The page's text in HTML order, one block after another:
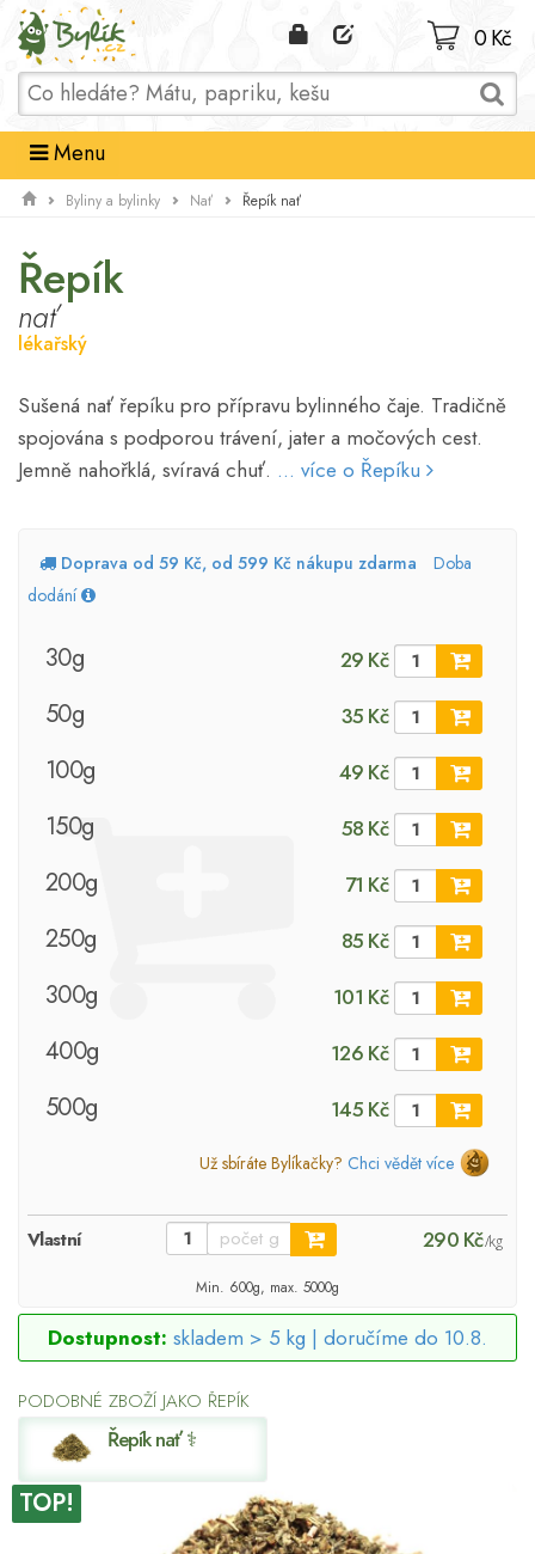
Domů
0 Kč
Menu
Byliny a bylinky Nať Řepík nať
Řepík
nať
lékařský
Sušená nať řepíku pro přípravu bylinného čaje. Tradičně
spojována s podporou trávení, jater a močových cest.
Jemně nahořklá, svíravá chuť. ... více o Řepíku
Doprava od 59 Kč, od 599 Kč nákupu zdarma
Doba
dodání
30g 29 Kč
50g 35 Kč
100g 49 Kč
150g 58 Kč
200g 71 Kč
250g 85 Kč
300g 101 Kč
400g 126 Kč
500g 145 Kč
Už sbíráte Bylíkačky? Chci vědět více
Vlastní 290 Kč/kg
Min. 600g, max. 5000g
Dostupnost: skladem > 5 kg | doručíme do 10.8.
PODOBNÉ ZBOŽÍ JAKO ŘEPÍK
Řepík nať ⚕
TOP!